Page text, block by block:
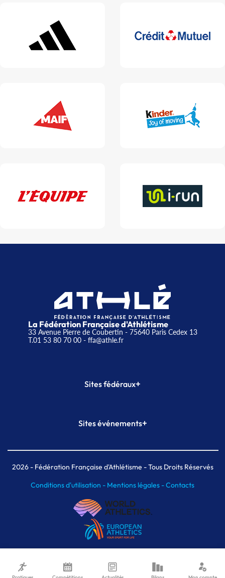
La Fédération Française d'Athlétisme
33 Avenue Pierre de Coubertin - 75640 Paris Cedex 13
T.01 53 80 70 00- ffa@athle.fr
Sites fédéraux+
Plateforme Formation
Sites événements+
Meeting de Paris indoor
MAIF Ekiden de Paris
2026- Fédération Française d'Athlétisme - Tous Droits Réservés
Conditions d'utilisation - Mentions légales -Contacts